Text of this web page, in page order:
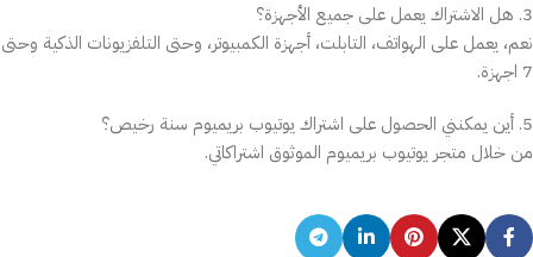
3. هل الاشتراك يعمل على جميع الأجهزة؟
نعم، يعمل على الهواتف، التابلت، أجهزة الكمبيوتر، وحتى التلفزيونات الذكية وحتى
7 اجهزة.
5. أين يمكنني الحصول على اشتراك يوتيوب بريميوم سنة رخيص؟
من خلال متجر يوتيوب بريميوم الموثوق اشتراكاتي.